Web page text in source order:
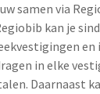
samen via
kan je
in elke
Daarnaast